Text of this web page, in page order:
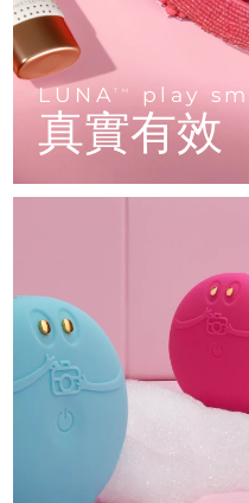
LUNATM play
真實有效
All acne
眼部護理
All
KIWI™
Advanced
LUNA™
For healthy
issa™
18% PAP
護膚品
FOREO APP
關於我們
曼島
以色列
義大利
日本
哈薩克
科威特
拉脫維亞